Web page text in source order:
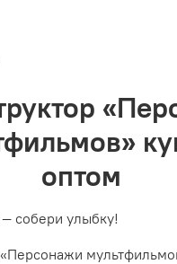
оптом
собери улыбку!
«Персонажи